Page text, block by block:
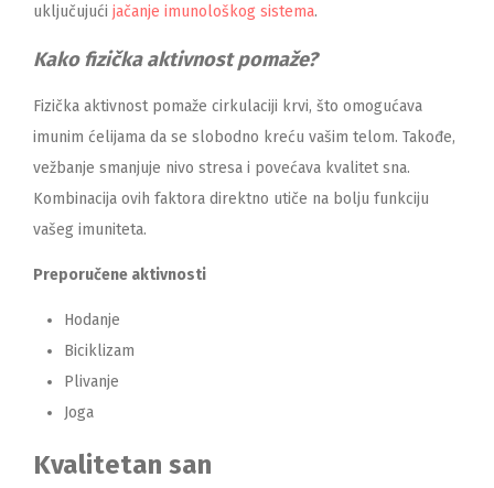
uključujući jačanje imunološkog sistema.
Kako fizička aktivnost pomaže?
Fizička aktivnost pomaže cirkulaciji krvi, što omogućava
imunim ćelijama da se slobodno kreću vašim telom. Takođe,
vežbanje smanjuje nivo stresa i povećava kvalitet sna.
Kombinacija ovih faktora direktno utiče na bolju funkciju
vašeg imuniteta.
Preporučene aktivnosti
Hodanje
Biciklizam
Plivanje
Joga
Kvalitetan san